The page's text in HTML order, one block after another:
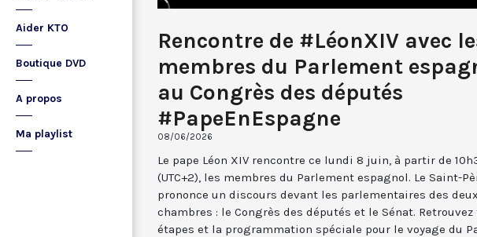
Aider KTO
Boutique DVD
A propos
Ma playlist
Rencontre de #LéonXIV avec
membres du Parlement
au Congrès des députés
#PapeEnEspagne
08/06/2026
Le pape Léon XIV rencontre ce lundi 8 juin, à partir de
(UTC+2), les membres du Parlement espagnol. Le Saint-
prononce un discours devant les parlementaires des deux
chambres : le Congrès des députés et le Sénat.
étapes et la programmation spéciale pour le voyage du